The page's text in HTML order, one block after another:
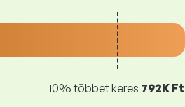
10% többet keres 792K Ft